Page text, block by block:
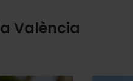
València